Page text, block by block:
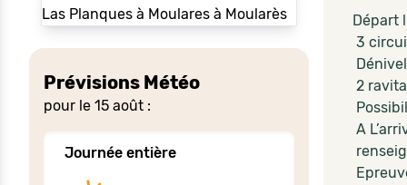
Prévisions Météo
pour le 15 août :
Journée entière
Départ
3
2
A